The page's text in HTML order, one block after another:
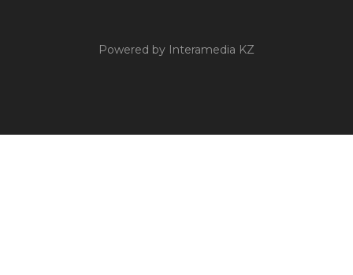
Powered by Interamedia KZ